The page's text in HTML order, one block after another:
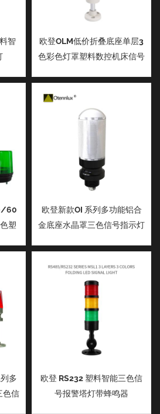
智
欧登OLM低价折叠底座单层3
色彩色灯罩塑料数控机床信号
60
塑
欧登新款OI 系列多功能铝合
金底座水晶罩三色信号指示灯
多
色信
欧登 RS232 塑料智能三色信
号报警塔灯带蜂鸣器